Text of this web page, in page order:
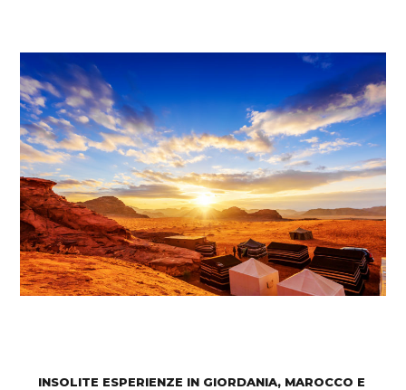
INSOLITE ESPERIENZE IN GIORDANIA, MAROCCO E